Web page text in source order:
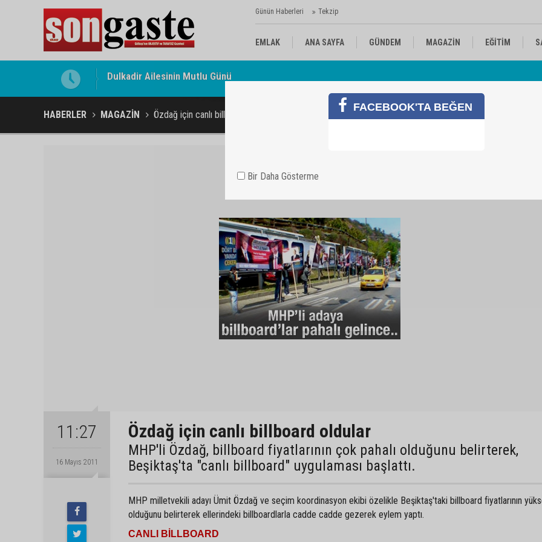
Günün Haberleri Tekzip
EMLAK ANA SAYFA GÜNDEM MAGAZİN EĞİTİM
Gölbaşı Esnafının Sesi Ankara Kalkınma Ajansı'nda
HABERLER MAGAZİN Özdağ için canlı billboard oldular
11:27
16 Mayıs 2011
Özdağ için canlı billboard oldular
MHP'li Özdağ, billboard fiyatlarının çok pahalı olduğunu belirterek,
Beşiktaş'ta "canlı billboard" uygulaması başlattı.
MHP milletvekili adayı Ümit Özdağ ve seçim koordinasyon ekibi özelikle Beşiktaş'taki billboard fiyatlarının
olduğunu belirterek ellerindeki billboardlarla cadde cadde gezerek eylem yaptı.
CANLI BİLLBOARD
FACEBOOK'TA BEĞEN
Bir Daha Gösterme